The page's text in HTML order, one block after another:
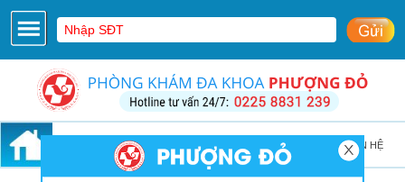
GIỚI THIỆU CƠ SỞ VẬT CHẤT LIÊN HỆ